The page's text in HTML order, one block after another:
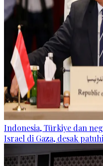
Indonesia, Türkiye dan
Israel di Gaza, desak